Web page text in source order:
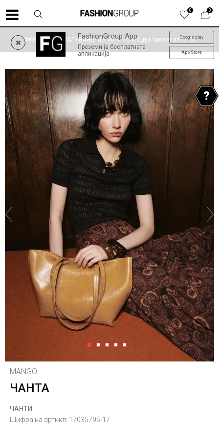
0
0
FashionGroup App
Преземи ја бесплатната
апликација
Google play
App Store
ФИНАЛНО НАМАЛУВАЊЕ до -60% | колекција пролет-лето '26
1 2 3 4 5
MANGO
ЧАНТА
ЧАНТИ
Шифра на артикл: 17035795-17